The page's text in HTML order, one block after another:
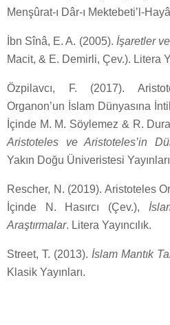
Menşûrat-ı Dâr-ı Mektebeti’l-
İbn Sînâ, E. A. (2005). İşaretler
Macit, & E. Demirli, Çev.). Litera
Özpilavcı, F. (2017).
Organon’un İslam Dünyasına
İçinde M. M. Söylemez & R.
Aristoteles ve Aristoteles’in
Yakın Doğu Üniveristesi
Rescher, N. (2019). Aristoteles
İçinde N. Hasırcı (Çev.),
Araştırmalar. Litera Yayıncılık.
Street, T. (2013). İslam Mantık
Klasik Yayınları.